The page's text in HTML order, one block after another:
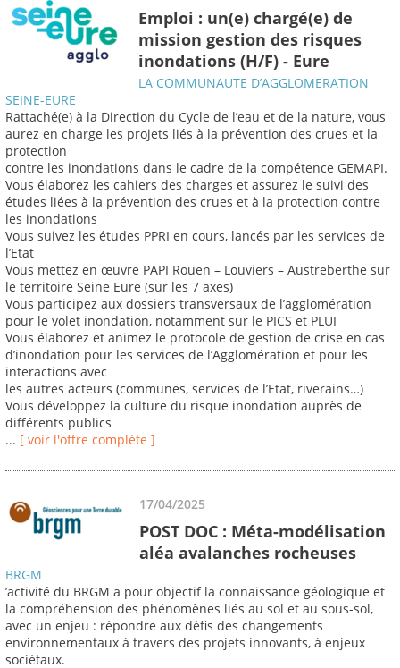
Emploi : un(e) chargé(e) de
mission gestion des risques
inondations (H/F) - Eure
LA COMMUNAUTE D’AGGLOMERATION
SEINE-EURE
Rattaché(e) à la Direction du Cycle de l’eau et de la nature, vous
aurez en charge les projets liés à la prévention des crues et la
protection
contre les inondations dans le cadre de la compétence GEMAPI.
Vous élaborez les cahiers des charges et assurez le suivi des
études liées à la prévention des crues et à la protection contre
les inondations
Vous suivez les études PPRI en cours, lancés par les services de
l’Etat
Vous mettez en œuvre PAPI Rouen – Louviers – Austreberthe sur
le territoire Seine Eure (sur les 7 axes)
Vous participez aux dossiers transversaux de l’agglomération
pour le volet inondation, notamment sur le PICS et PLUI
Vous élaborez et animez le protocole de gestion de crise en cas
d’inondation pour les services de l’Agglomération et pour les
interactions avec
les autres acteurs (communes, services de l’Etat, riverains…)
Vous développez la culture du risque inondation auprès de
différents publics
... [ voir l'offre complète ]
17/04/2025
POST DOC : Méta-modélisation
aléa avalanches rocheuses
BRGM
’activité du BRGM a pour objectif la connaissance géologique et
la compréhension des phénomènes liés au sol et au sous-sol,
avec un enjeu : répondre aux défis des changements
environnementaux à travers des projets innovants, à enjeux
sociétaux.